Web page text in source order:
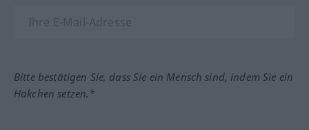
Bitte bestätigen Sie, dass Sie ein Mensch sind, indem Sie ein
Häkchen setzen.*